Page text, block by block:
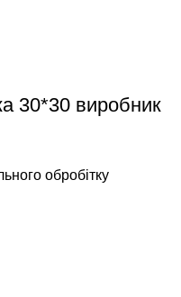
30*30 виробник
обробітку